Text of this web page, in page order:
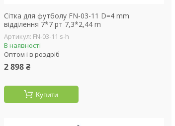
Сітка для футболу FN-03-11 D=4 mm
відділення 7*7 рт 7,3*2,44 m
FN-03-11 s-h
В наявності
Оптом і в роздріб
2 898 ₴
Купити